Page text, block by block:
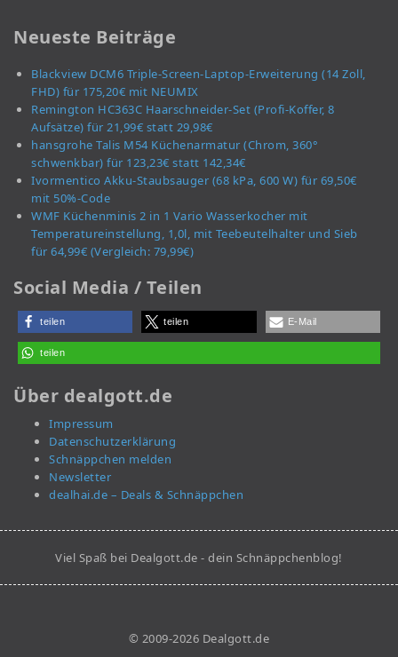
Neueste Beiträge
Blackview DCM6 Triple-Screen-Laptop-Erweiterung (14 Zoll,
FHD) für 175,20€ mit NEUMIX
Remington HC363C Haarschneider-Set (Profi-Koffer, 8
Aufsätze) für 21,99€ statt 29,98€
hansgrohe Talis M54 Küchenarmatur (Chrom, 360°
schwenkbar) für 123,23€ statt 142,34€
Ivormentico Akku-Staubsauger (68 kPa, 600 W) für 69,50€
mit 50%-Code
WMF Küchenminis 2 in 1 Vario Wasserkocher mit
Temperatureinstellung, 1,0l, mit Teebeutelhalter und Sieb
für 64,99€ (Vergleich: 79,99€)
Social Media / Teilen
teilen teilen E-Mail
teilen
Über dealgott.de
Impressum
Datenschutzerklärung
Schnäppchen melden
Newsletter
dealhai.de – Deals & Schnäppchen
Viel Spaß bei Dealgott.de - dein Schnäppchenblog!
© 2009-2026 Dealgott.de